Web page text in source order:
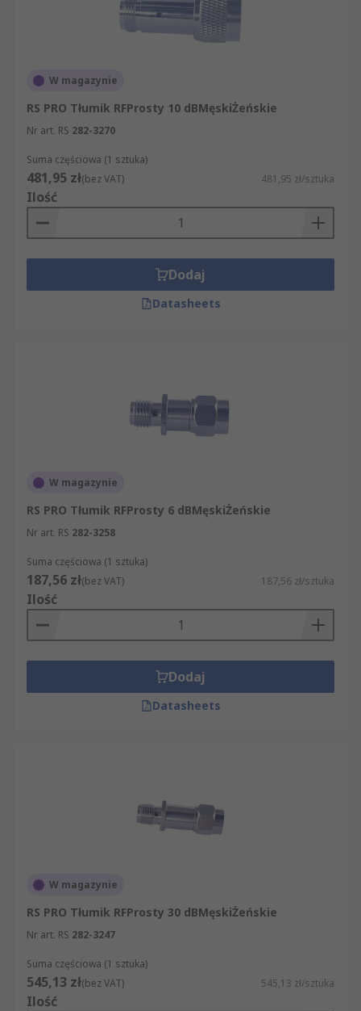
W magazynie
RS PRO Tłumik RFProsty 10 dBMęskiŻeńskie
Nr art. RS 282-3270
Suma częściowa (1 sztuka)
481,95 zł(bez VAT) 481,95 zł/sztuka
Ilość
Dodaj
Datasheets
W magazynie
RS PRO Tłumik RFProsty 6 dBMęskiŻeńskie
Nr art. RS 282-3258
Suma częściowa (1 sztuka)
187,56 zł(bez VAT) 187,56 zł/sztuka
Ilość
Dodaj
Datasheets
W magazynie
RS PRO Tłumik RFProsty 30 dBMęskiŻeńskie
Nr art. RS 282-3247
Suma częściowa (1 sztuka)
545,13 zł(bez VAT) 545,13 zł/sztuka
Ilość